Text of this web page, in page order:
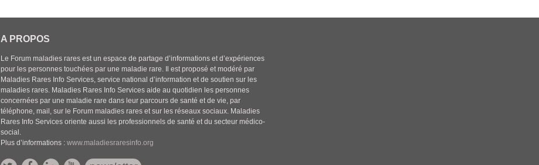
A PROPOS
Le Forum maladies rares est un espace de partage d’informations et d’expériences
pour les personnes touchées par une maladie rare. Il est proposé et modéré par
Maladies Rares Info Services, service national d’information et de soutien sur les
maladies rares. Maladies Rares Info Services aide au quotidien les personnes
concernées par une maladie rare dans leur parcours de santé et de vie, par
téléphone, mail, sur le Forum maladies rares et sur les réseaux sociaux. Maladies
Rares Info Services oriente aussi les professionnels de santé et du secteur médico-
social.
Plus d’informations :www.maladiesraresinfo.org